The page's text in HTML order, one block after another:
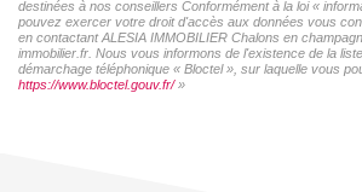
destinées à nos conseillers Conformément à la loi «
pouvez exercer votre droit d'accès aux données vous
en contactant ALESIA IMMOBILIER Chalons en
immobilier.fr. Nous vous informons de l'existence de la
démarchage téléphonique « Bloctel », sur laquelle vous
https://www.bloctel.gouv.fr/»